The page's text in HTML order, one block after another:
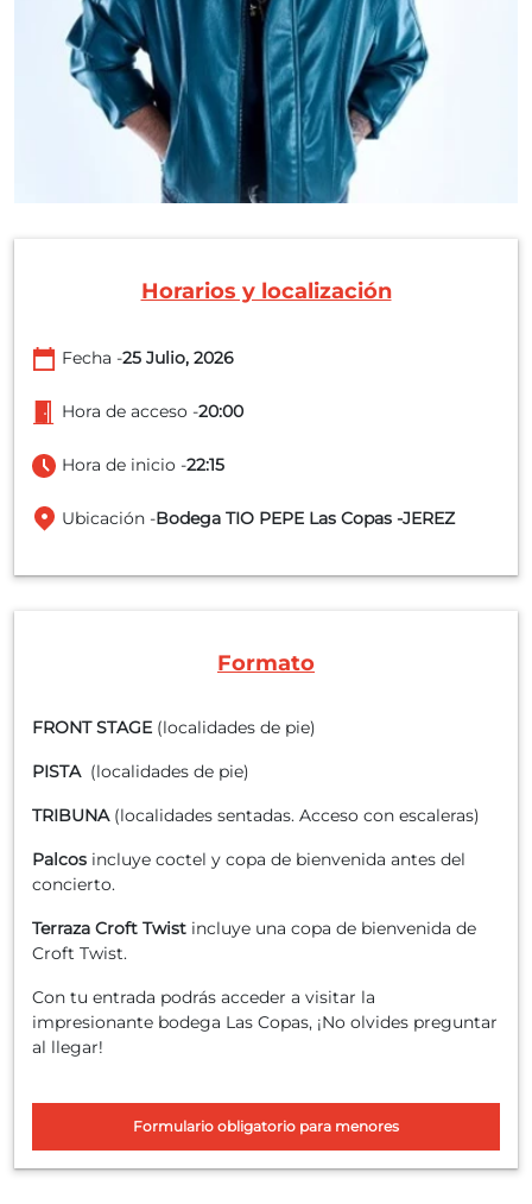
Horarios y localización
Fecha -25 Julio, 2026
Hora de acceso -20:00
Hora de inicio -22:15
Ubicación -Bodega TIO PEPE Las Copas -JEREZ
Formato
FRONT STAGE (localidades de pie)
PISTA (localidades de pie)
TRIBUNA (localidades sentadas. Acceso con escaleras)
Palcos incluye coctel y copa de bienvenida antes del
concierto.
Terraza Croft Twist incluye una copa de bienvenida de
Croft Twist.
Con tu entrada podrás acceder a visitar la
impresionante bodega Las Copas, ¡No olvides preguntar
al llegar!
Formulario obligatorio para menores